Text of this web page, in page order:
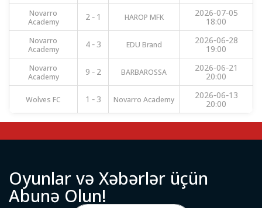
Novarro
Academy 2 - 1 HAROP MFK 2026-07-05
18:00
Novarro
Academy 4 - 3 EDU Brand 2026-06-28
19:00
Novarro
Academy 9 - 2 BARBAROSSA 2026-06-21
20:00
Wolves FC 1 - 3 Novarro Academy 2026-06-13
20:00
Oyunlarvə Xəbərlər üçün
Abunə Olun!